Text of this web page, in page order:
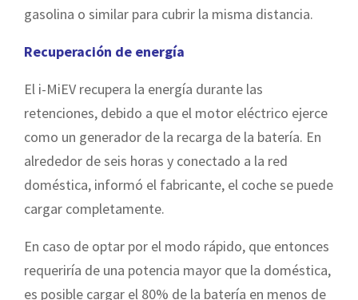
gasolina o similar para cubrir la misma distancia.
Recuperación de energía
El i-MiEV recupera la energía durante las
retenciones, debido a que el motor eléctrico ejerce
como un generador de la recarga de la batería. En
alrededor de seis horas y conectado a la red
doméstica, informó el fabricante, el coche se puede
cargar completamente.
En caso de optar por el modo rápido, que entonces
requeriría de una potencia mayor que la doméstica,
es posible cargar el 80% de la batería en menos de